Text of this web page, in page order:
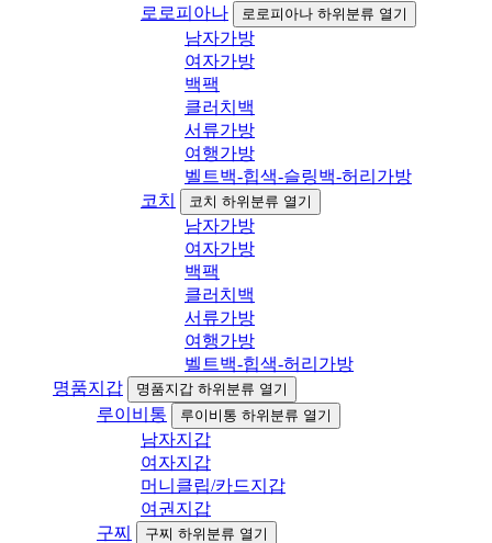
로로피아나
로로피아나 하위분류 열기
남자가방
여자가방
백팩
클러치백
서류가방
여행가방
벨트백-힙색-슬링백-허리가방
코치
코치 하위분류 열기
남자가방
여자가방
백팩
클러치백
서류가방
여행가방
벨트백-힙색-허리가방
명품지갑
명품지갑 하위분류 열기
루이비통 루이비통 하위분류 열기
남자지갑
여자지갑
머니클립/카드지갑
여권지갑
구찌
구찌 하위분류 열기